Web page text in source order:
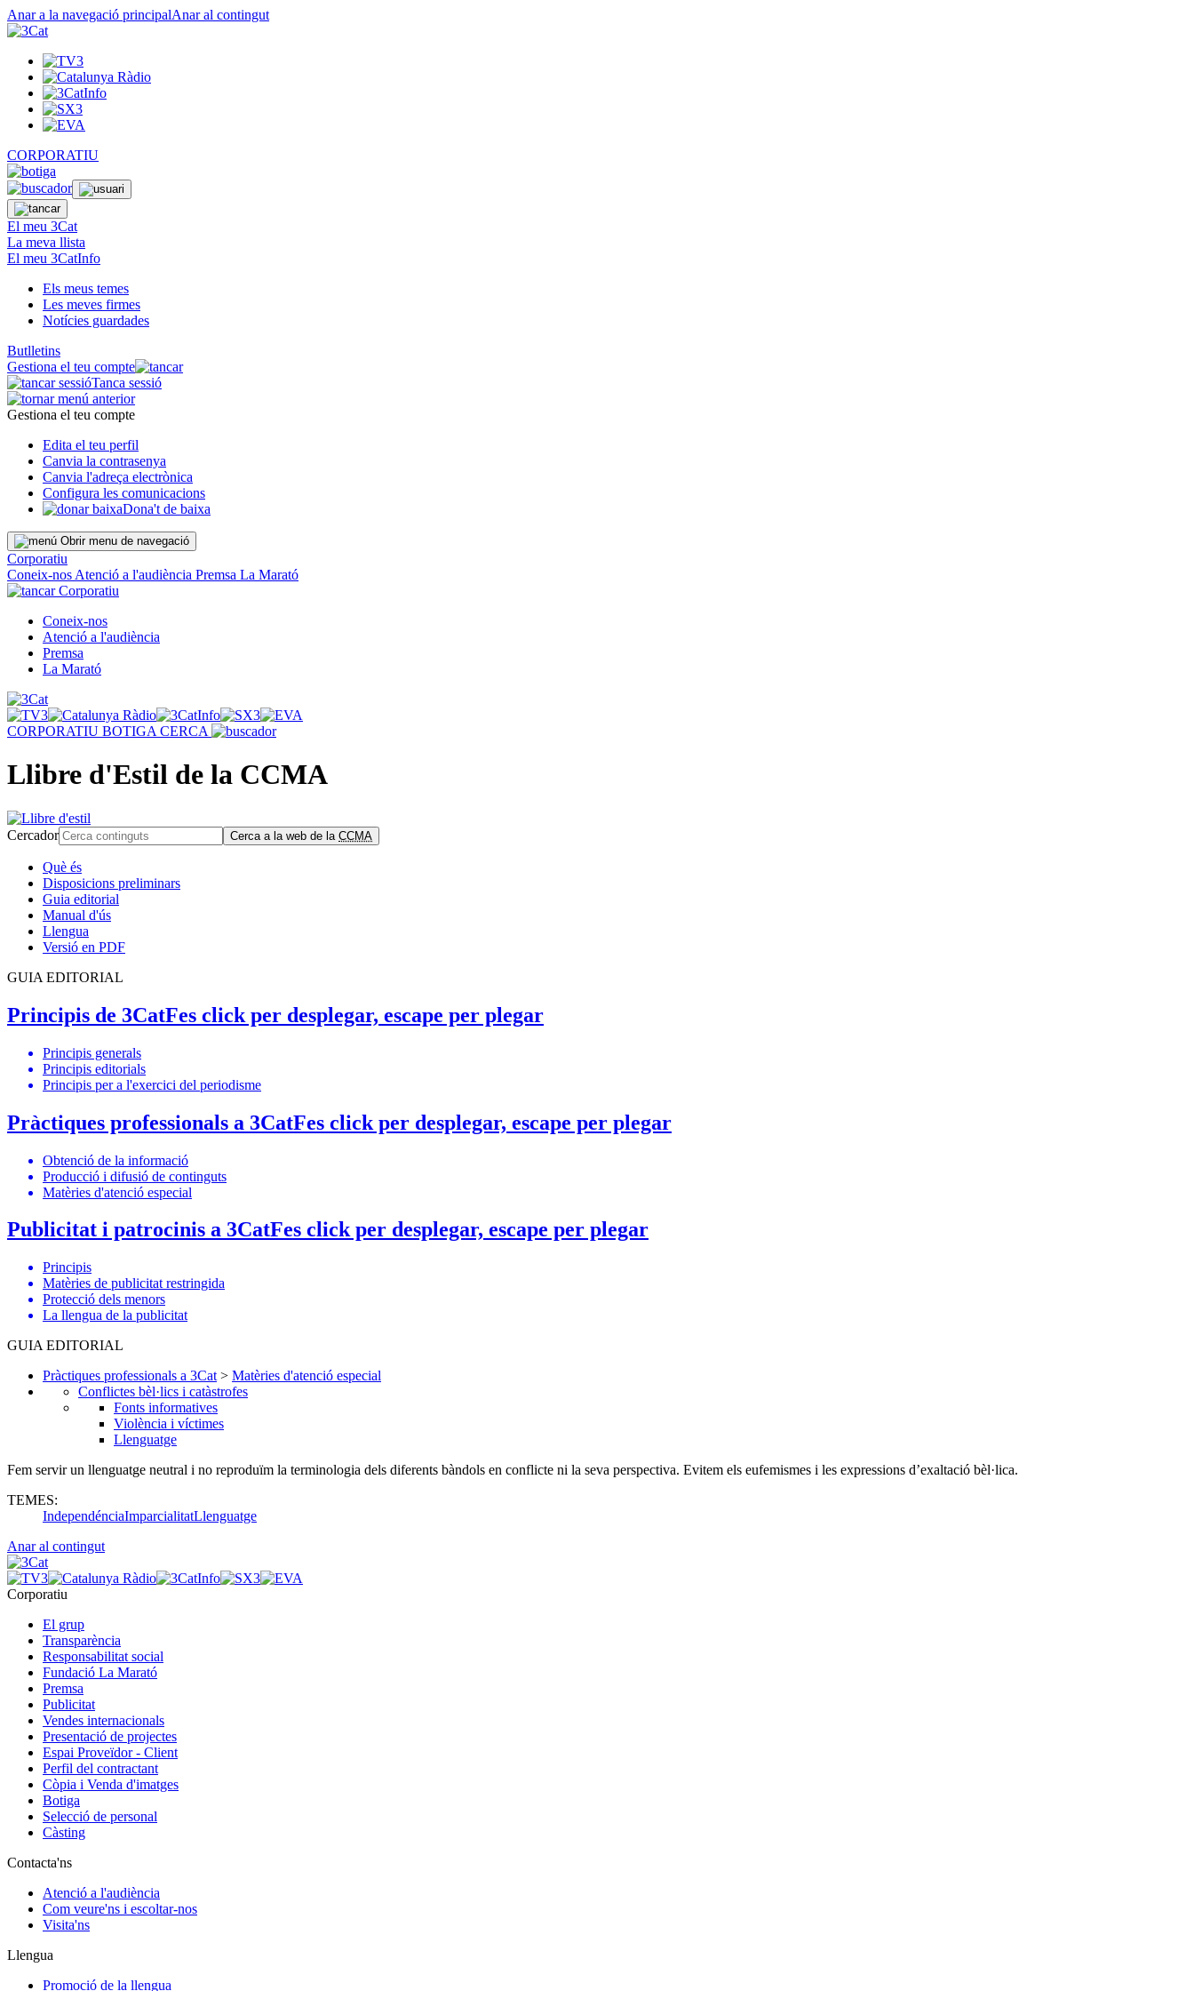
Anar a la navegació principalAnar al contingut
CORPORATIU
El meu 3Cat
La meva llista
El meu 3CatInfo
Els meus temes
Les meves firmes
Notícies guardades
Butlletins
Gestiona el teu compte
Tanca sessió
Gestiona el teu compte
Edita el teu perfil
Canvia la contrasenya
Canvia l'adreça electrònica
Configura les comunicacions
Dona't de baixa
Obrir menu de navegació
Corporatiu
Coneix-nos Atenció a l'audiència Premsa La Marató
Corporatiu
Coneix-nos
Atenció a l'audiència
Premsa
La Marató
CORPORATIU BOTIGA CERCA
Llibre d'Estil de la CCMA
Cercador Cerca a la web de la CCMA
Què és
Disposicions preliminars
Guia editorial
Manual d'ús
Llengua
Versió en PDF
GUIA EDITORIAL
Principis de 3CatFes click per desplegar, escape per plegar
Principis generals
Principis editorials
Principis per a l'exercici del periodisme
Pràctiques professionals a 3CatFes click per desplegar, escape per plegar
Obtenció de la informació
Producció i difusió de continguts
Matèries d'atenció especial
Publicitat i patrocinis a 3CatFes click per desplegar, escape per plegar
Principis
Matèries de publicitat restringida
Protecció dels menors
La llengua de la publicitat
GUIA EDITORIAL
Pràctiques professionals a 3Cat > Matèries d'atenció especial
Conflictes bèl·lics i catàstrofes
Fonts informatives
Violència i víctimes
Llenguatge
Fem servir un llenguatge neutral i no reproduïm la terminologia dels diferents bàndols en conflicte ni la seva perspectiva. Evitem els eufemismes i les expressions d’exaltació bèl·lica.
TEMES:
IndependénciaImparcialitatLlenguatge
Anar al contingut
Corporatiu
El grup
Transparència
Responsabilitat social
Fundació La Marató
Premsa
Publicitat
Vendes internacionals
Presentació de projectes
Espai Proveïdor - Client
Perfil del contractant
Còpia i Venda d'imatges
Botiga
Selecció de personal
Càsting
Contacta'ns
Atenció a l'audiència
Com veure'ns i escoltar-nos
Visita'ns
Llengua
Promoció de la llengua